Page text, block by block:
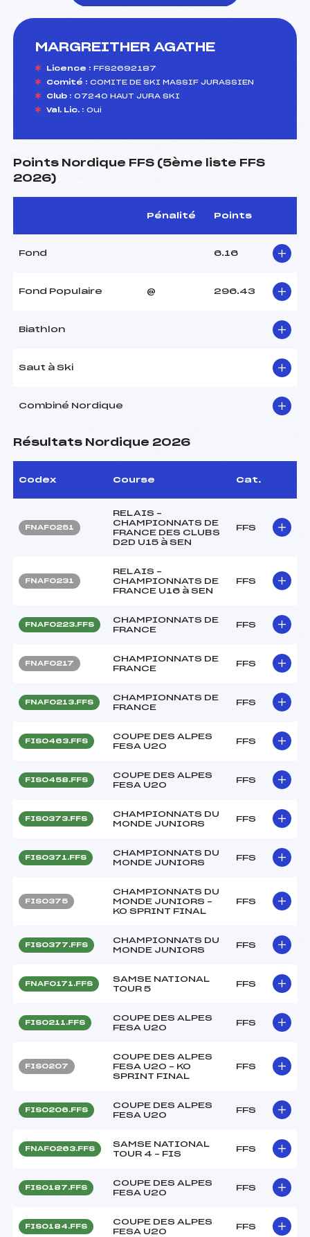
MARGREITHER AGATHE
Licence : FFS2692187
Comité : COMITE DE SKI MASSIF JURASSIEN
Club : 07240 HAUT JURA SKI
Val. Lic. : Oui
Points Nordique FFS (5ème liste FFS
2026)
Pénalité Points
Fond 6.16
Fond Populaire @ 296.43
Biathlon
Saut à Ski
Combiné Nordique
Résultats Nordique 2026
Codex Course Cat.
FNAF0251
RELAIS –
CHAMPIONNATS DE
FRANCE DES CLUBS
D2D U15 à SEN
FFS
FNAF0231
RELAIS –
CHAMPIONNATS DE
FRANCE U16 à SEN
FFS
FNAF0223.FFS
CHAMPIONNATS DE
FRANCE
FFS
FNAF0217
CHAMPIONNATS DE
FRANCE
FFS
FNAF0213.FFS
CHAMPIONNATS DE
FRANCE
FFS
FIS0463.FFS
COUPE DES ALPES
FESA U20
FFS
FIS0458.FFS
COUPE DES ALPES
FESA U20
FFS
FIS0373.FFS
CHAMPIONNATS DU
MONDE JUNIORS
FFS
FIS0371.FFS
CHAMPIONNATS DU
MONDE JUNIORS
FFS
FIS0375
CHAMPIONNATS DU
MONDE JUNIORS –
KO SPRINT FINAL
FFS
FIS0377.FFS
CHAMPIONNATS DU
MONDE JUNIORS
FFS
FNAF0171.FFS
SAMSE NATIONAL
TOUR 5
FFS
FIS0211.FFS
COUPE DES ALPES
FESA U20
FFS
FIS0207
COUPE DES ALPES
FESA U20 – KO
SPRINT FINAL
FFS
FIS0206.FFS
COUPE DES ALPES
FESA U20
FFS
FNAF0263.FFS
SAMSE NATIONAL
TOUR 4 – FIS
FFS
FIS0187.FFS
COUPE DES ALPES
FESA U20
FFS
FIS0184.FFS
COUPE DES ALPES
FESA U20
FFS